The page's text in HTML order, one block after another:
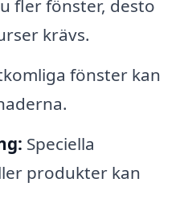
fler fönster, desto
krävs.
fönster kan
Speciella
produkter kan